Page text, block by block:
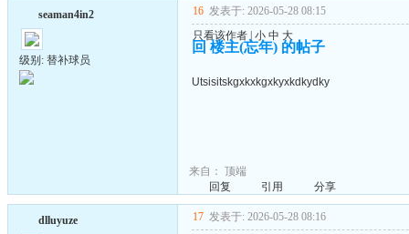
seaman4in2
级别: 替补球员
16 发表于: 2026-05-28 08:15
只看该作者| 小 中 大
回 楼主(忘年) 的帖子
Utsisitskgxkxkgxkyxkdkydky
来自： 顶端
回复
引用 分享
dlluyuze 17 发表于: 2026-05-28 08:16